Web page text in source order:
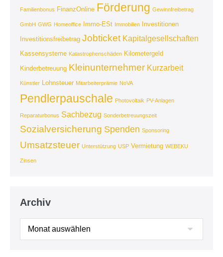
Familienbonus FinanzOnline Förderung Gewinnfreibetrag
GmbH GWG Homeoffice Immo-ESt Immobilien
Investitionen
Investitionsfreibetrag Jobticket Kapitalgesellschaften
Kassensysteme Katastrophenschäden Kilometergeld
Kinderbetreuung Kleinunternehmer Kurzarbeit
Künstler Lohnsteuer Mitarbeiterprämie NoVA
Pendlerpauschale Photovoltaik PV-Anlagen
Reparaturbonus Sachbezug Sonderbetreuungszeit
Sozialversicherung Spenden Sponsoring
Umsatzsteuer Unterstützung USP Vermietung WEBEKU
Zinsen
Archiv
Archiv